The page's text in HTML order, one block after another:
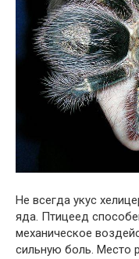
Не всегда укус
яда. Птицеед
механическое
сильную боль. Место